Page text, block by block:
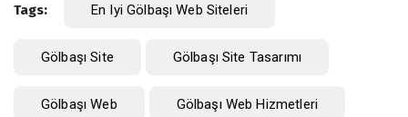
Tags: En Iyi Gölbaşı Web Siteleri
Gölbaşı Site Gölbaşı Site Tasarımı
Gölbaşı Web Gölbaşı Web Hizmetleri